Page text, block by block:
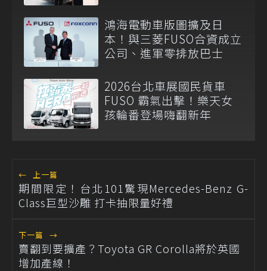
鴻海電動車版圖擴及日
本！與三菱FUSO合資成立
公司、進軍零排放巴士
2026台北車展國民貨車
FUSO 霸氣出擊！樂天女
孩輪番登場嗨翻新年
← 上一篇
期間限定！台北101驚現Mercedes-Benz G-
Class巨型沙雕 打卡抽限量好禮
下一篇 →
賣翻到要擴產？Toyota GR Corolla將於英國
增加產線！